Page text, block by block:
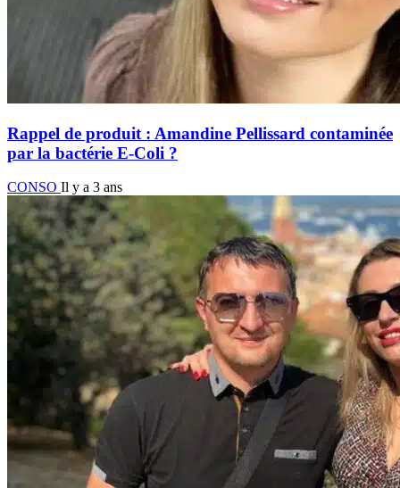
Rappel de produit : Amandine Pellissard contaminée
par la bactérie E-Coli ?
CONSO Il y a 3 ans